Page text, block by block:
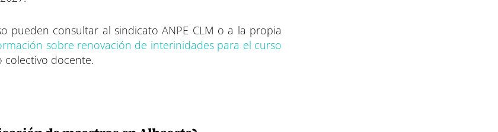
pueden consultar al sindicato ANPE CLM o a la propia
sobre renovación de interinidades para el curso
colectivo docente.